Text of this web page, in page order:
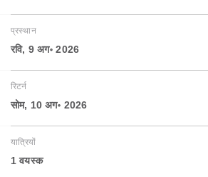
प्रस्थान
रवि, 9 अग॰ 2026
रिटर्न
सोम, 10 अग॰ 2026
यात्रियों
1 वयस्‍क